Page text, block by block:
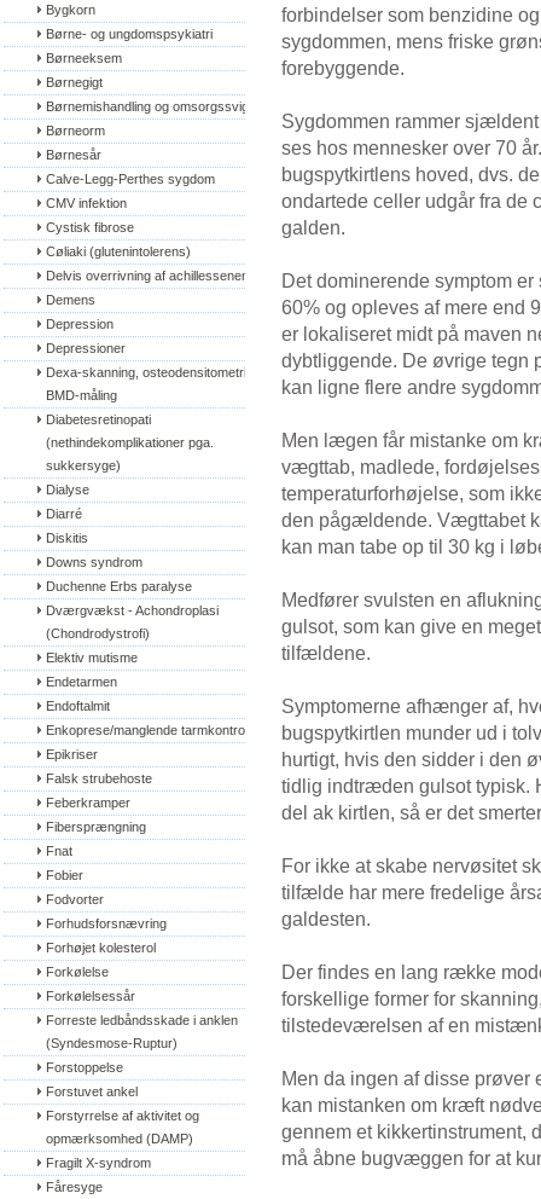
Bygkorn
Børne- og ungdomspsykiatri
Børneeksem
Børnegigt
Børnemishandling og omsorgssvigt
Børneorm
Børnesår
Calve-Legg-Perthes sygdom
CMV infektion
Cystisk fibrose
Cøliaki (glutenintolerens)
Delvis overrivning af achillessenen
Demens
Depression
Depressioner
Dexa-skanning, osteodensitometri,
BMD-måling
Diabetesretinopati
(nethindekomplikationer pga.
sukkersyge)
Dialyse
Diarré
Diskitis
Downs syndrom
Duchenne Erbs paralyse
Dværgvækst - Achondroplasi
(Chondrodystrofi)
Elektiv mutisme
Endetarmen
Endoftalmit
Enkoprese/manglende tarmkontrol
Epikriser
Falsk strubehoste
Feberkramper
Fibersprængning
Fnat
Fobier
Fodvorter
Forhudsforsnævring
Forhøjet kolesterol
Forkølelse
Forkølelsessår
Forreste ledbåndsskade i anklen
(Syndesmose-Ruptur)
Forstoppelse
Forstuvet ankel
Forstyrrelse af aktivitet og
opmærksomhed (DAMP)
Fragilt X-syndrom
Fåresyge
forbindelser som benzidine
sygdommen, mens friske
forebyggende.
Sygdommen rammer
ses hos mennesker over 70
bugspytkirtlens hoved, dvs.
ondartede celler udgår fra de
galden.
Det dominerende symptom
60% og opleves af mere end
er lokaliseret midt på maven
dybtliggende. De øvrige tegn
kan ligne flere andre
Men lægen får mistanke om
vægttab, madlede,
temperaturforhøjelse, som
den pågældende. Vægttabet
kan man tabe op til 30 kg i
Medfører svulsten en
gulsot, som kan give en
tilfældene.
Symptomerne afhænger af,
bugspytkirtlen munder ud i
hurtigt, hvis den sidder i den
tidlig indtræden gulsot typisk.
del ak kirtlen, så er det
For ikke at skabe nervøsitet
tilfælde har mere fredelige
galdesten.
Der findes en lang række
forskellige former for
tilstedeværelsen af en
Men da ingen af disse prøver
kan mistanken om kræft
gennem et kikkertinstrument,
må åbne bugvæggen for at